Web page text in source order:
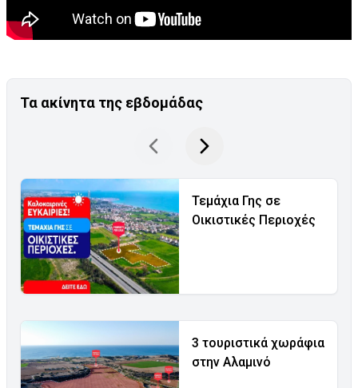
Τα ακίνητα της εβδομάδας
Τεμάχια Γης σε
Οικιστικές Περιοχές
3 τουριστικά χωράφια
στην Αλαμινό